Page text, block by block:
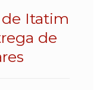
Itatim
de